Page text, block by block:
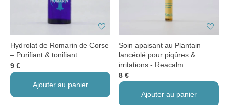
favorite
Hydrolat de Romarin de Corse
– Purifiant & tonifiant
9 €
Ajouter au panier
favorite
Soin apaisant au Plantain
lancéolé pour piqûres &
irritations - Reacalm
8 €
Ajouter au panier